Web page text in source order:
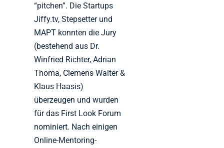
“pitchen”. Die Startups
Jiffy.tv, Stepsetter und
MAPT konnten die Jury
(bestehend aus Dr.
Winfried Richter, Adrian
Thoma, Clemens Walter &
Klaus Haasis)
überzeugen und wurden
für das First Look Forum
nominiert. Nach einigen
Online-Mentoring-